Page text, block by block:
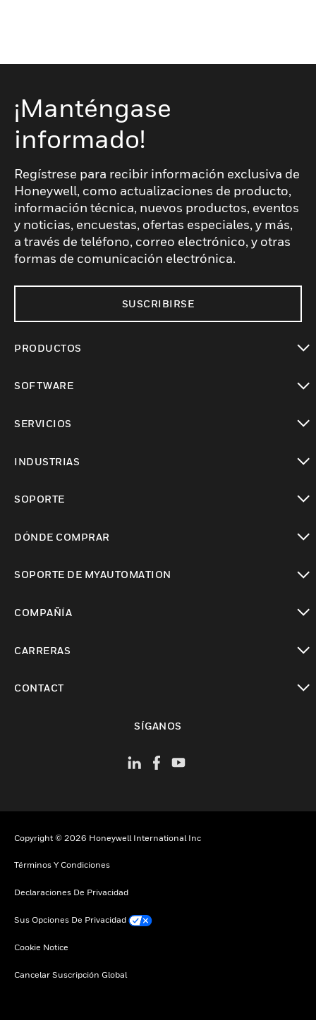
¡Manténgase
informado!
Regístrese para recibir información exclusiva de
Honeywell, como actualizaciones de producto,
información técnica, nuevos productos, eventos
y noticias, encuestas, ofertas especiales, y más,
a través de teléfono, correo electrónico, y otras
formas de comunicación electrónica.
SUSCRIBIRSE
PRODUCTOS
SOFTWARE
SERVICIOS
INDUSTRIAS
SOPORTE
DÓNDE COMPRAR
SOPORTE DE MYAUTOMATION
COMPAÑÍA
CARRERAS
CONTACT
SÍGANOS
Copyright © 2026 Honeywell International Inc
Términos Y Condiciones
Declaraciones De Privacidad
Sus Opciones De Privacidad
Cookie Notice
Cancelar Suscripción Global